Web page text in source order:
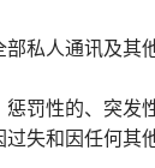
私人通讯及其
罚性的、突发
失和因任何其